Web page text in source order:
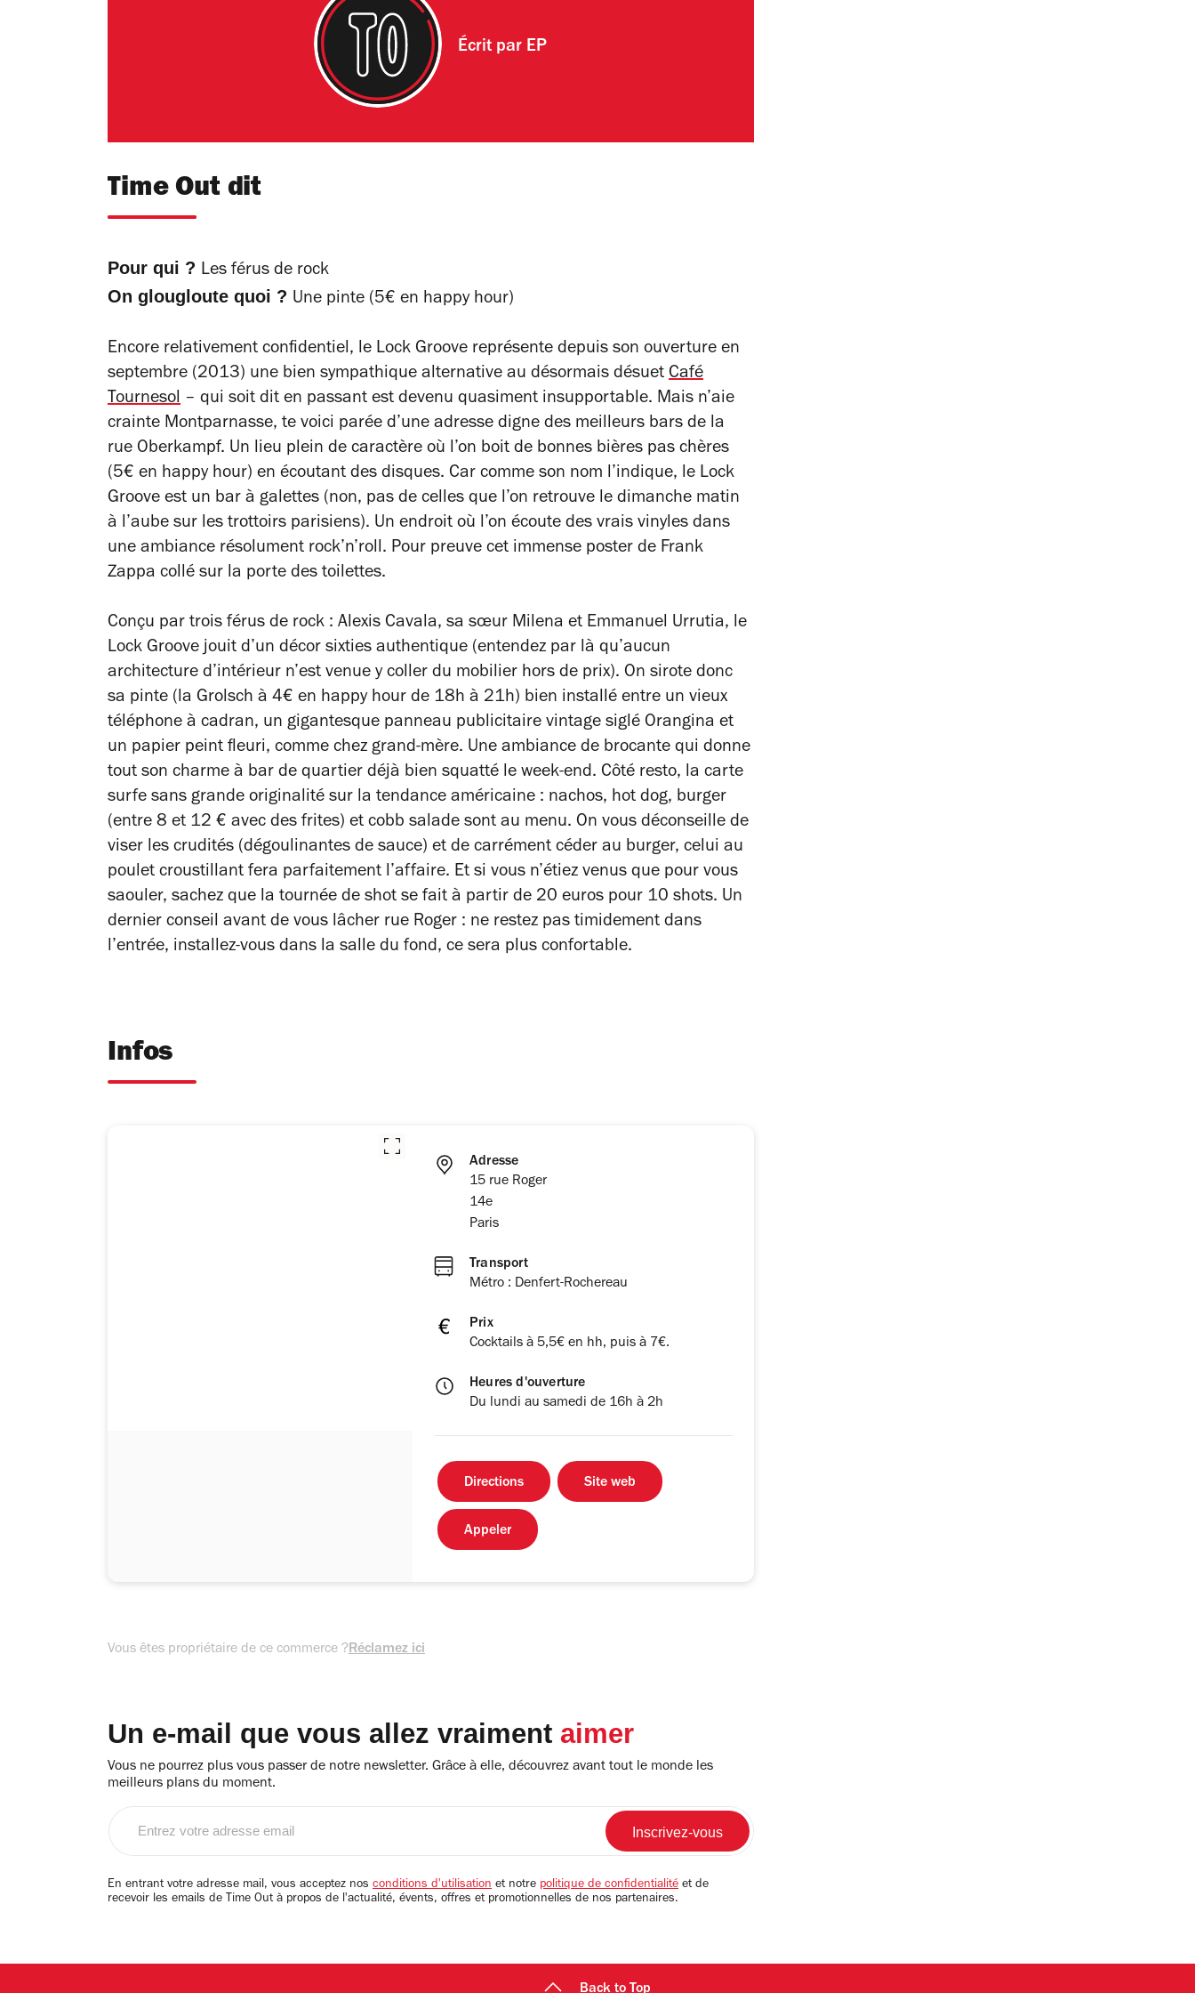
Écrit par EP
Time Out dit
Pour qui ? Les férus de rock
On glougloute quoi ? Une pinte (5€ en happy hour)
Encore relativement confidentiel, le Lock Groove représente depuis son ouverture en
septembre (2013) une bien sympathique alternative au désormais désuet Café
Tournesol – qui soit dit en passant est devenu quasiment insupportable. Mais n’aie
crainte Montparnasse, te voici parée d’une adresse digne des meilleurs bars de la
rue Oberkampf. Un lieu plein de caractère où l’on boit de bonnes bières pas chères
(5€ en happy hour) en écoutant des disques. Car comme son nom l’indique, le Lock
Groove est un bar à galettes (non, pas de celles que l’on retrouve le dimanche matin
à l’aube sur les trottoirs parisiens). Un endroit où l’on écoute des vrais vinyles dans
une ambiance résolument rock’n’roll. Pour preuve cet immense poster de Frank
Zappa collé sur la porte des toilettes.
Conçu par trois férus de rock : Alexis Cavala, sa sœur Milena et Emmanuel Urrutia, le
Lock Groove jouit d’un décor sixties authentique (entendez par là qu’aucun
architecture d’intérieur n’est venue y coller du mobilier hors de prix). On sirote donc
sa pinte (la Grolsch à 4€ en happy hour de 18h à 21h) bien installé entre un vieux
téléphone à cadran, un gigantesque panneau publicitaire vintage siglé Orangina et
un papier peint fleuri, comme chez grand-mère. Une ambiance de brocante qui donne
tout son charme à bar de quartier déjà bien squatté le week-end. Côté resto, la carte
surfe sans grande originalité sur la tendance américaine : nachos, hot dog, burger
(entre 8 et 12 € avec des frites) et cobb salade sont au menu. On vous déconseille de
viser les crudités (dégoulinantes de sauce) et de carrément céder au burger, celui au
poulet croustillant fera parfaitement l’affaire. Et si vous n’étiez venus que pour vous
saouler, sachez que la tournée de shot se fait à partir de 20 euros pour 10 shots. Un
dernier conseil avant de vous lâcher rue Roger : ne restez pas timidement dans
l’entrée, installez-vous dans la salle du fond, ce sera plus confortable.
Infos
Adresse
15 rue Roger
14e
Paris
Transport
Métro : Denfert-Rochereau
Prix
Cocktails à 5,5€ en hh, puis à 7€.
Heures d'ouverture
Du lundi au samedi de 16h à 2h
Directions Site web
Appeler
Vous êtes propriétaire de ce commerce ?Réclamez ici
Un e-mail que vous allez vraiment aimer
Vous ne pourrez plus vous passer de notre newsletter. Grâce à elle, découvrez avant tout le monde les
meilleurs plans du moment.
email
En entrant votre adresse mail, vous acceptez nos conditions d'utilisation et notre politique de confidentialité et de
recevoir les emails de Time Out à propos de l'actualité, évents, offres et promotionnelles de nos partenaires.
Back to Top